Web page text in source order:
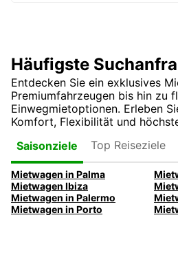
Häufigste
Entdecken Sie ein exklusives
Premiumfahrzeugen bis hin zu
Einwegmietoptionen. Erleben
Komfort, Flexibilität und
Saisonziele
Top Reiseziele
Mietwagen in Palma
Mietwagen Ibiza
Mietwagen in Palermo
Mietwagen in Porto